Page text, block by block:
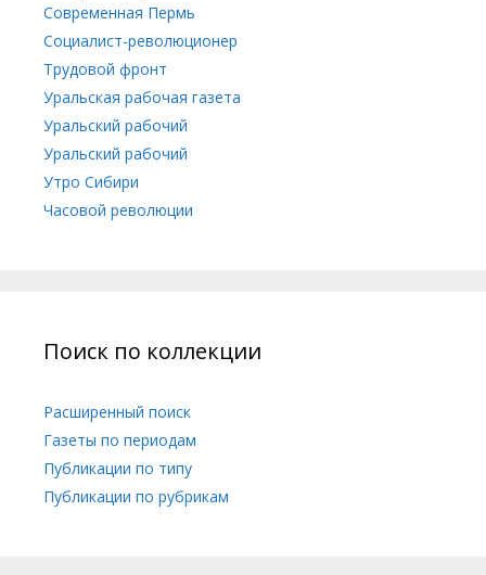
Современная Пермь
Социалист-революционер
Трудовой фронт
Уральская рабочая газета
Уральский рабочий
Уральский рабочий
Утро Сибири
Часовой революции
Поиск по коллекции
Расширенный поиск
Газеты по периодам
Публикации по типу
Публикации по рубрикам